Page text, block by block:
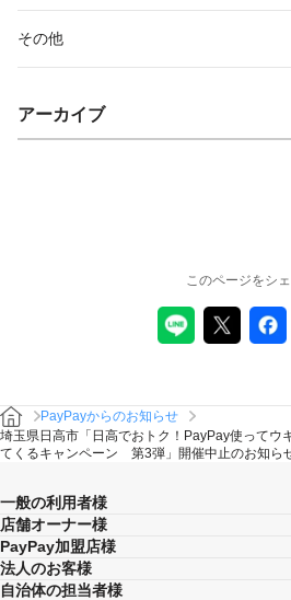
その他
アーカイブ
このページをシ
PayPayからのお知らせ
埼玉県日高市「日高でおトク！PayPay使ってウ
てくるキャンペーン 第3弾」開催中止のお知ら
一般の利用者様
店舗オーナー様
PayPay加盟店様
法人のお客様
自治体の担当者様